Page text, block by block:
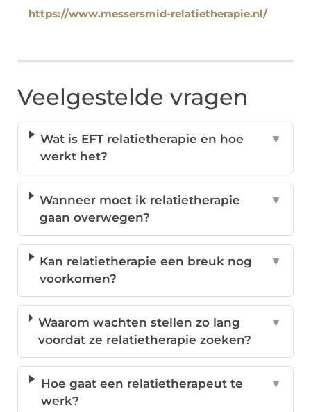
https://www.messersmid-relatietherapie.nl/
Veelgestelde vragen
Wat is EFT relatietherapie en hoe
werkt het?
▼
Wanneer moet ik relatietherapie
gaan overwegen?
▼
Kan relatietherapie een breuk nog
voorkomen?
▼
Waarom wachten stellen zo lang
voordat ze relatietherapie zoeken?
▼
Hoe gaat een relatietherapeut te
werk?
▼